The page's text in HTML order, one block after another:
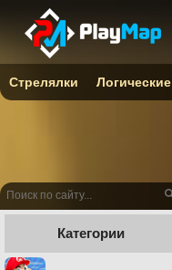
Категории
Стрелялки Логические